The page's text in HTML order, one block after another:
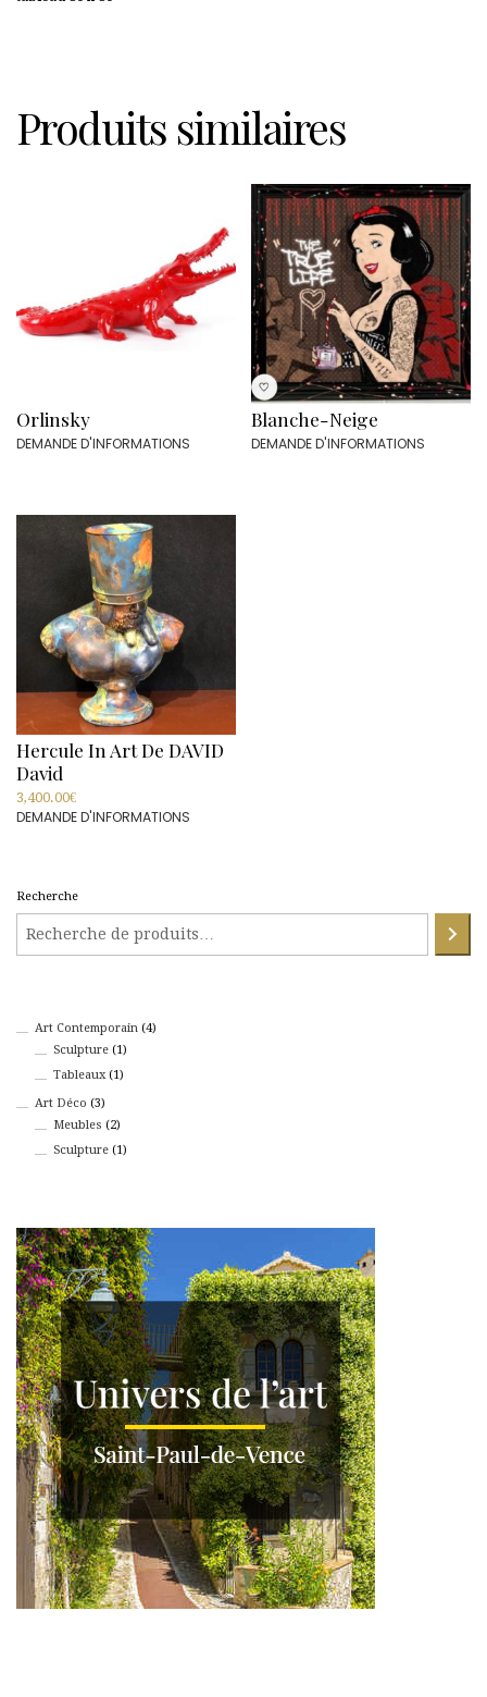
Produits similaires
Orlinsky
DEMANDE D'INFORMATIONS
Blanche-Neige
DEMANDE D'INFORMATIONS
Hercule In Art De DAVID
David
3,400.00€
DEMANDE D'INFORMATIONS
Recherche
Art Contemporain 44
Sculpture 11
Tableaux 11
Art Déco 33
produits
Meubles 22
produits
Sculpture 11